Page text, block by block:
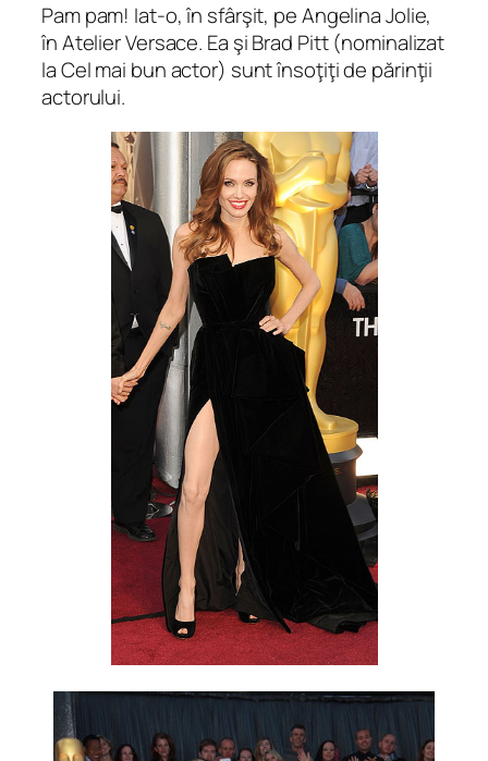
Pam pam! Iat-o, în sfârşit, pe Angelina Jolie,
în Atelier Versace. Ea şi Brad Pitt (nominalizat
la Cel mai bun actor) sunt însoţiţi de părinţii
actorului.